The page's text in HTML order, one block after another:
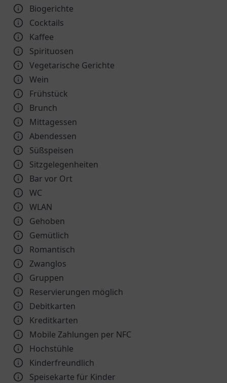
Biogerichte
Cocktails
Kaffee
Spirituosen
Vegetarische Gerichte
Wein
Frühstück
Brunch
Mittagessen
Abendessen
Süßspeisen
Sitzgelegenheiten
Bar vor Ort
WC
WLAN
Gehoben
Gemütlich
Romantisch
Zwanglos
Gruppen
Reservierungen möglich
Debitkarten
Kreditkarten
Mobile Zahlungen per NFC
Hochstühle
Kinder­freundlich
Speisekarte für Kinder